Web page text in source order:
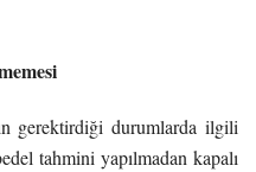
gerektirdiği durumlarda ilgili
tahmini yapılmadan kapalı